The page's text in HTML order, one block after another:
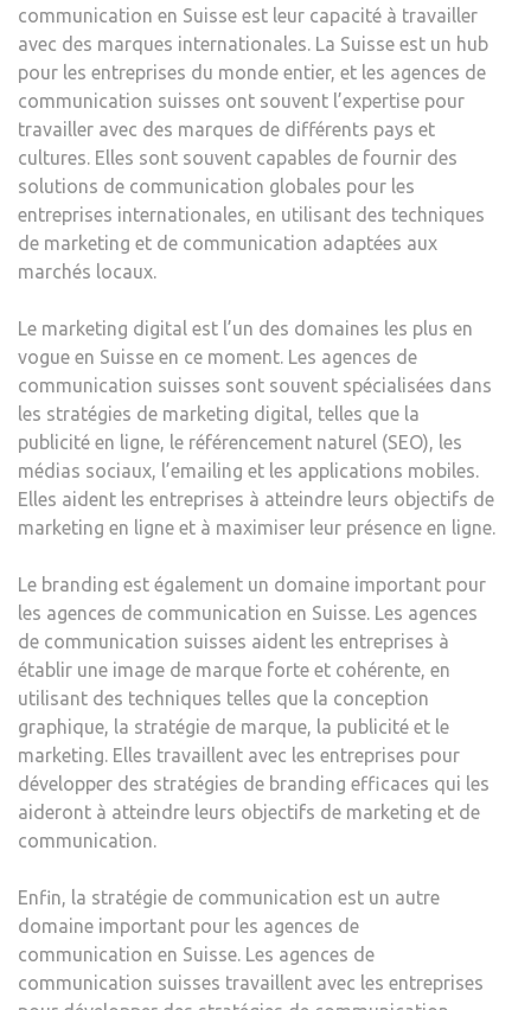
communication en Suisse est leur capacité à travailler
avec des marques internationales. La Suisse est un hub
pour les entreprises du monde entier, et les agences de
communication suisses ont souvent l’expertise pour
travailler avec des marques de différents pays et
cultures. Elles sont souvent capables de fournir des
solutions de communication globales pour les
entreprises internationales, en utilisant des techniques
de marketing et de communication adaptées aux
marchés locaux.
Le marketing digital est l’un des domaines les plus en
vogue en Suisse en ce moment. Les agences de
communication suisses sont souvent spécialisées dans
les stratégies de marketing digital, telles que la
publicité en ligne, le référencement naturel (SEO), les
médias sociaux, l’emailing et les applications mobiles.
Elles aident les entreprises à atteindre leurs objectifs de
marketing en ligne et à maximiser leur présence en ligne.
Le branding est également un domaine important pour
les agences de communication en Suisse. Les agences
de communication suisses aident les entreprises à
établir une image de marque forte et cohérente, en
utilisant des techniques telles que la conception
graphique, la stratégie de marque, la publicité et le
marketing. Elles travaillent avec les entreprises pour
développer des stratégies de branding efficaces qui les
aideront à atteindre leurs objectifs de marketing et de
communication.
Enfin, la stratégie de communication est un autre
domaine important pour les agences de
communication en Suisse. Les agences de
communication suisses travaillent avec les entreprises